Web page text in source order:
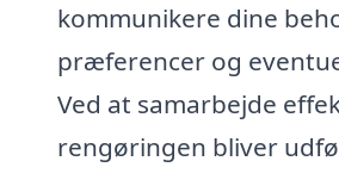
kommunikere dine
præferencer og
Ved at samarbejde
rengøringen bliver